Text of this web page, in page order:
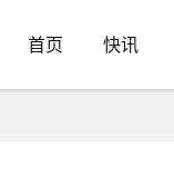
首页 快讯